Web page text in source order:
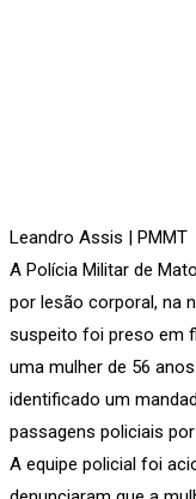
Leandro Assis | PMMT
A Polícia Militar de
por lesão corporal, na
suspeito foi preso em
uma mulher de 56
identificado um
passagens policiais
A equipe policial foi